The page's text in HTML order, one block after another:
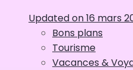
Updated on16 mars
Bons plans
Tourisme
Vacances &